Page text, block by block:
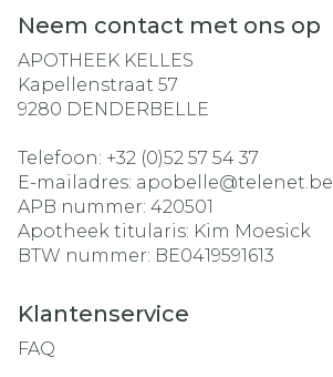
Neem contact met ons op
APOTHEEK KELLES
Kapellenstraat 57
9280 DENDERBELLE
Telefoon: +32 (0)52 57 54 37
E-mailadres: apobelle@telenet.be
APB nummer: 420501
Apotheek titularis: Kim Moesick
BTW nummer: BE0419591613
Klantenservice
FAQ